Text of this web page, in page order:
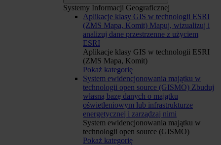
Systemy Informacji Geograficznej
Aplikacje klasy GIS w technologii ESRI
(ZMS Mapa, Komit) Mapuj, wizualizuj i
analizuj dane przestrzenne z użyciem
ESRI
Aplikacje klasy GIS w technologii ESRI
(ZMS Mapa, Komit)
Pokaż kategorię
System ewidencjonowania majątku w
technologii open source (GISMO) Zbuduj
własną bazę danych o majątku
oświetleniowym lub infrastrukturze
energetycznej i zarządzaj nimi
System ewidencjonowania majątku w
technologii open source (GISMO)
Pokaż kategorię